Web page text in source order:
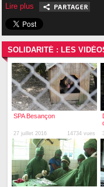
Lire plus
SOLIDARITÉ : LES
SPA Besançon
27 juillet 2016 14734 vues